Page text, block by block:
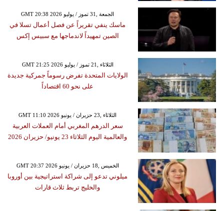
GMT 20:38 2026 الجمعة ,31 تموز / يوليو
ماسك ينفي تقريراً عن فصل أعمال تسلا في
الصين تمهيداً لاندماجها مع سبيس إكس
GMT 21:25 2026 الثلاثاء ,21 تموز / يوليو
الولايات المتحدة تفرض رسوماً جمركية جديدة
على نحو 60 اقتصاداً
GMT 11:10 2026 الثلاثاء ,23 حزيران / يونيو
سعر الدرهم المغربي أمام العملات العربية
والعالمية اليوم الثلاثاء 23 يونيو/ حزيران 2026
GMT 20:37 2026 الخميس ,18 حزيران / يونيو
ميلوني تدعو إلى شراكة استراتيجية بين أوروبا
والخليج تربط ثلاث قارات